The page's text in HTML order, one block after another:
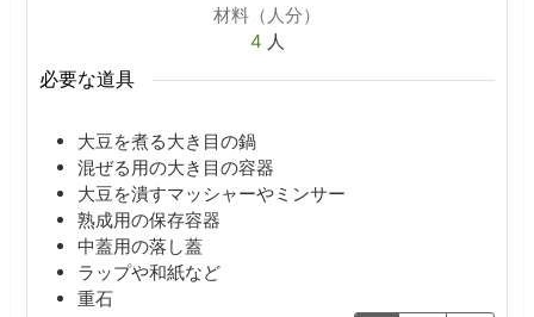
材料（人分）
4 人
必要な道具
大豆を煮る大き目の鍋
混ぜる用の大き目の容器
大豆を潰すマッシャーやミンサー
熟成用の保存容器
中蓋用の落し蓋
ラップや和紙など
重石